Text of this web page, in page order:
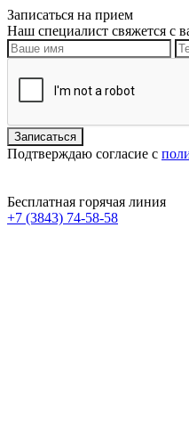
Записаться на прием
Наш специалист свяжется с
Подтверждаю согласие с
Бесплатная горячая линия
+7 (3843) 74-58-58